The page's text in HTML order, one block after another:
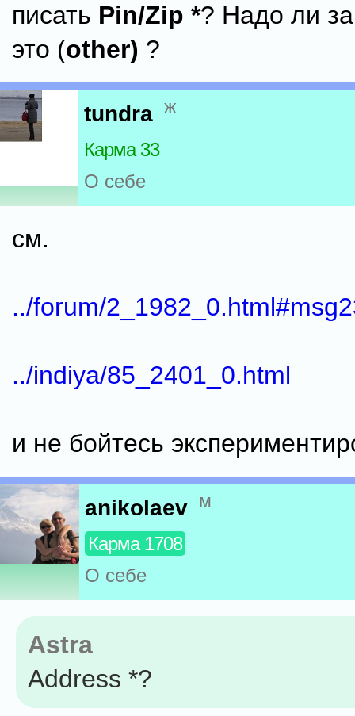
писать Pin/Zip *? Надо ли
это (other) ?
tundra ж
Карма 33
О себе
см.
../forum/
../indiya/85_2401_0.html
и не бойтесь
anikolaev м
Карма 1708
О себе
Astra
Address *?